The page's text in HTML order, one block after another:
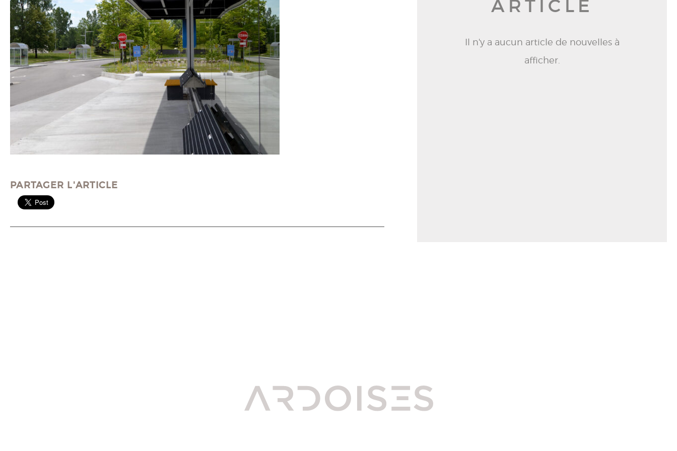
PARTAGER L'ARTICLE
ARTICLE
Il n'y a aucun article de nouvelles à
afficher.